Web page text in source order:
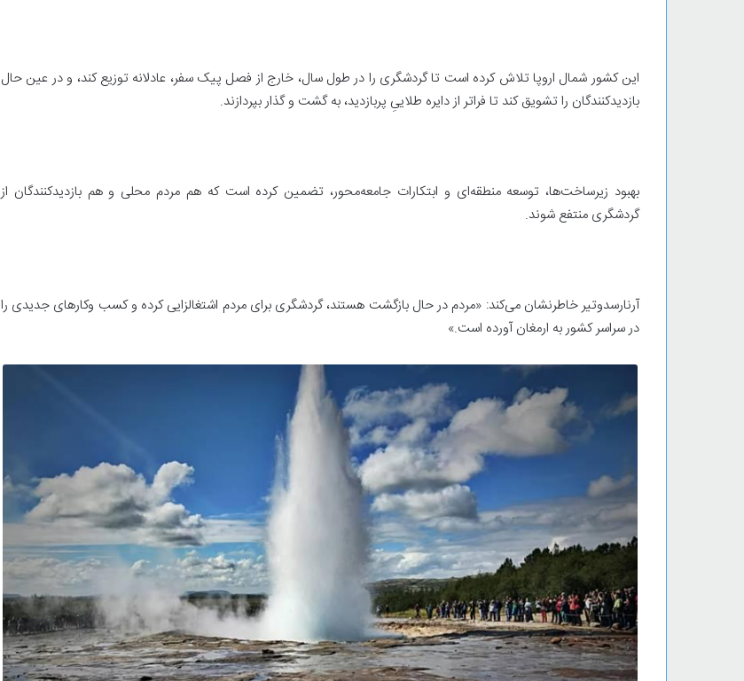
این کشور شمال اروپا تلاش کرده است تا گردشگری را در طول سال، خارج از فصل پیک سفر، عادلانه توزیع کند، و در عین حال
بازدیدکنندگان را تشویق کند تا فراتر از دایره طلاییِ پربازدید، به گشت و گذار بپردازند.
بهبود زیرساخت‌ها، توسعه منطقه‌ای و ابتکارات جامعه‌محور، تضمین کرده است که هم مردم محلی و هم بازدیدکنندگان از
گردشگری منتفع شوند.
آرنارسدوتیر خاطرنشان می‌کند: «مردم در حال بازگشت هستند، گردشگری برای مردم اشتغالزایی کرده و کسب وکارهای جدیدی را
در سراسر کشور به ارمغان آورده است.»